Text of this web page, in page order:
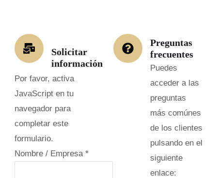
Solicitar
información
Por favor, activa
JavaScript en tu
navegador para
completar este
formulario.
Nombre / Empresa *
Preguntas
frecuentes
Puedes
acceder a las
preguntas
más comúnes
de los clientes
pulsando en el
siguiente
enlace: